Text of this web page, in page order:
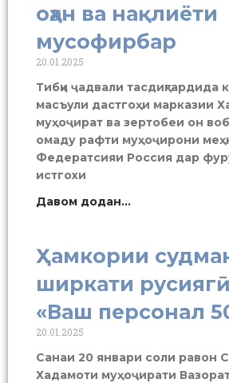
оҳан ва нақлиёти
мусофирбар
20.01.2025
Тибқи ҷадвали тасдиқгардида
масъули дастгоҳи марказии
муҳоҷират ва зертобеи он
омаду рафти муҳоҷирони
Федератсияи Россия дар
истгохи
Давом додан...
Ҳамкории
ширкати
«Ваш персонал
20.01.2025
Санаи 20 январи соли равон
Хадамоти муҳоҷирати